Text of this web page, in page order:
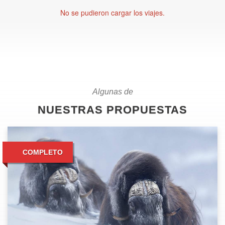
No se pudieron cargar los viajes.
Algunas de
NUESTRAS PROPUESTAS
COMPLETO